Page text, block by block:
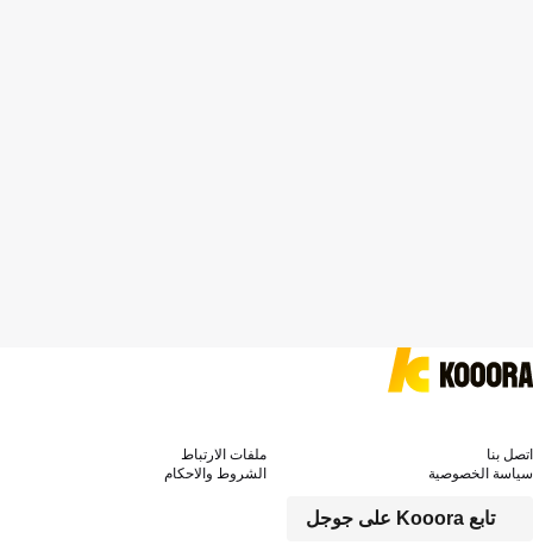
تابع Kooora على جوجل
اتصل بنا
ملفات الارتباط
سياسة الخصوصية
الشروط والاحكام